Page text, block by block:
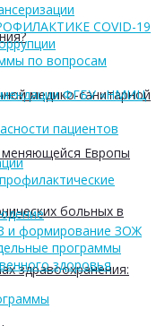
медико-санитарной
Европы
больных в
здравоохранения:
COVID-19
по вопросам
ФГБУ «НМИЦ
пациентов
и формирование ЗОЖ
программы
здоровья